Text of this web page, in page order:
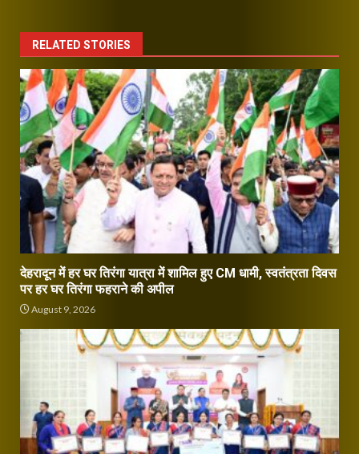
RELATED STORIES
देहरादून में हर घर तिरंगा यात्रा में शामिल हुए CM धामी, स्वतंत्रता दिवस
पर हर घर तिरंगा फहराने की अपील
August 9, 2026